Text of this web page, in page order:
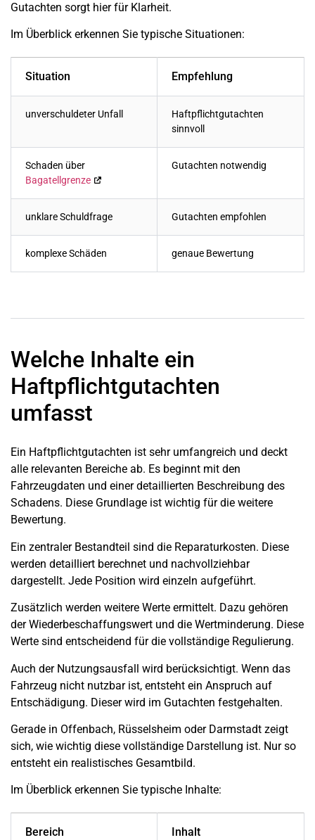
Gutachten sorgt hier für Klarheit.
Im Überblick erkennen Sie typische Situationen:
Situation Empfehlung
unverschuldeter Unfall
Haftpflichtgutachten
sinnvoll
Schaden über
Bagatellgrenze
Gutachten notwendig
unklare Schuldfrage Gutachten empfohlen
komplexe Schäden genaue Bewertung
Welche Inhalte ein
Haftpflichtgutachten
umfasst
Ein Haftpflichtgutachten ist sehr umfangreich und deckt
alle relevanten Bereiche ab. Es beginnt mit den
Fahrzeugdaten und einer detaillierten Beschreibung des
Schadens. Diese Grundlage ist wichtig für die weitere
Bewertung.
Ein zentraler Bestandteil sind die Reparaturkosten. Diese
werden detailliert berechnet und nachvollziehbar
dargestellt. Jede Position wird einzeln aufgeführt.
Zusätzlich werden weitere Werte ermittelt. Dazu gehören
der Wiederbeschaffungswert und die Wertminderung. Diese
Werte sind entscheidend für die vollständige Regulierung.
Auch der Nutzungsausfall wird berücksichtigt. Wenn das
Fahrzeug nicht nutzbar ist, entsteht ein Anspruch auf
Entschädigung. Dieser wird im Gutachten festgehalten.
Gerade in Offenbach, Rüsselsheim oder Darmstadt zeigt
sich, wie wichtig diese vollständige Darstellung ist. Nur so
entsteht ein realistisches Gesamtbild.
Im Überblick erkennen Sie typische Inhalte:
Bereich Inhalt